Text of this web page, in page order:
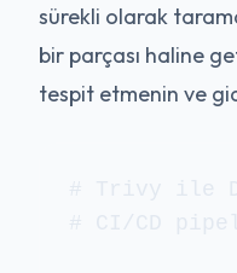
sürekli olarak
bir parçası haline
tespit etmenin ve